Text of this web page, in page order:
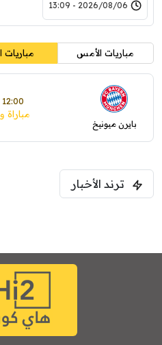
2026/08/06 - 13:09
الأمس مباريات اليوم
ميونيخ
مباراة ودية
ترند الأخبار